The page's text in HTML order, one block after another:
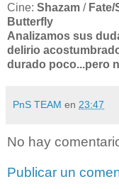
Cine: Shazam /
Butterfly
Analizamos sus
delirio
durado poco...pero
PnS TEAM en 23:47
No hay
Publicar un